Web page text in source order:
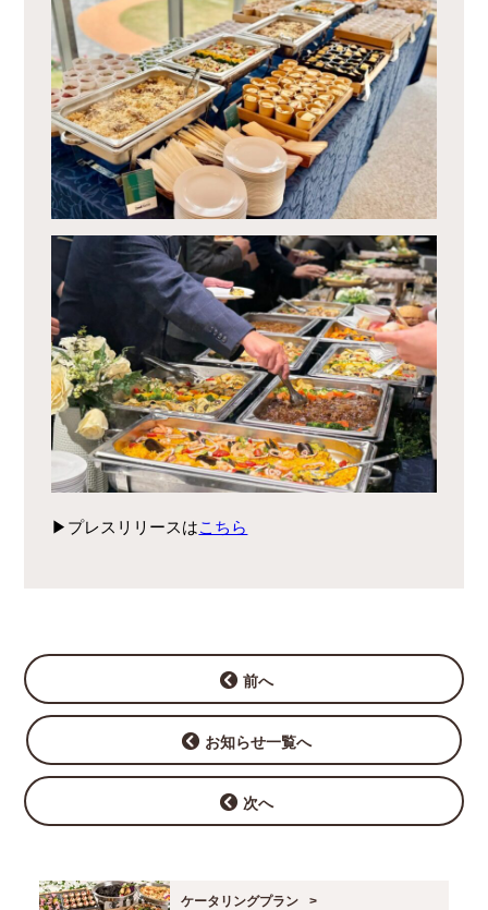
▶︎プレスリリースはこちら
前へ
お知らせ一覧へ
次へ
ケータリングプラン